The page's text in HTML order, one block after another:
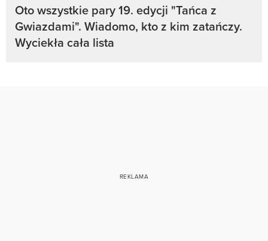
Oto wszystkie pary 19. edycji "Tańca z
Gwiazdami". Wiadomo, kto z kim zatańczy.
Wyciekła cała lista